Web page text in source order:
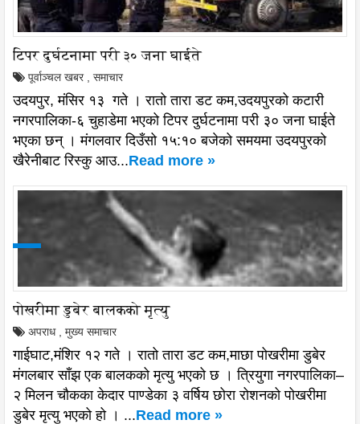
टिपर दुर्घटनामा परी ३० जना घाईते
पूर्वाञ्चल खबर समाचार
उदयपुर, मंसिर १३ गते । रातो तारा डट कम,उदयपुरको कटारी
नगरपालिका-६ चुहाडेमा भएको टिपर दुर्घटनामा परी ३० जना घाईते
भएका छन् । मंगलवार दिउँसो १५:१० बजेको समयमा उदयपुरको
खैरेनीबाट रिस्कु आउ...Read more »
पोखरीमा डुबेर बालकको मृत्यु
अपराध मुख्य समाचार
गाईघाट,मंशिर १२ गते । रातो तारा डट कम,माछा पोखरीमा डुबेर
मंगलबार साँझ एक बालकको मृत्यु भएको छ । त्रियुगा नगरपालिका–
२ मिलन चौकका केदार पाण्डेका ३ वर्षिय छोरा रोशनको पोखरीमा
डुबेर मृत्यु भएको हो । ...Read more »